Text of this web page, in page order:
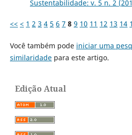
Sustentabilidade: v. 5 n. 2
<< < 1 2 3 4 5 6 7 8 9 10 11 12 13 14
Você também pode iniciar uma
similaridadepara este artigo.
Edição Atual